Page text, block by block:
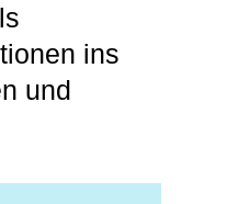
ins
und